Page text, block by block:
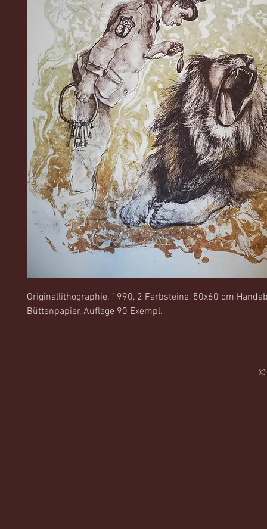
Originallithographie, 1990, 2 Farbsteine, 50x60 cm
Büttenpapier, Auflage 90 Exempl.